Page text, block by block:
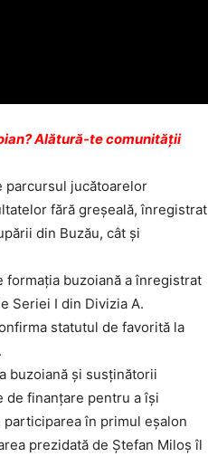
Alătură-te comunității
parcursul jucătoarelor
fără greşeală, înregistrat
din Buzău, cât şi
formaţia buzoiană a înregistrat
Seriei I din Divizia A.
statutul de favorită la
buzoiană şi susţinătorii
de finanţare pentru a îşi
în primul eşalon
prezidată de Ştefan Miloş îl